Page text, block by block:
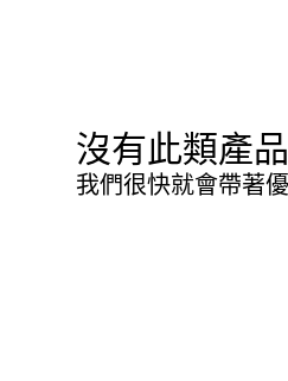
沒有此類產
我們很快就會帶著